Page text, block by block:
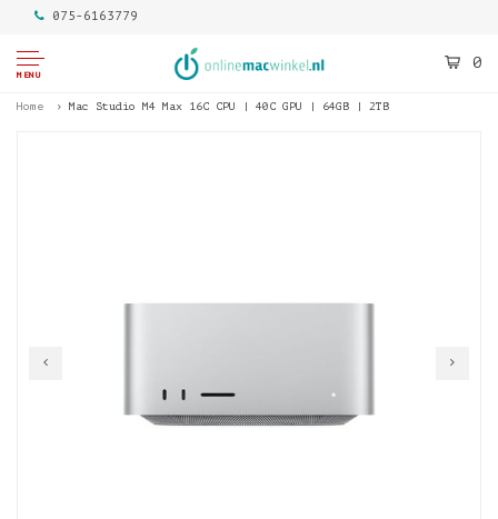
075-6163779
MENU
0
Home Mac Studio M4 Max 16C CPU | 40C GPU | 64GB | 2TB